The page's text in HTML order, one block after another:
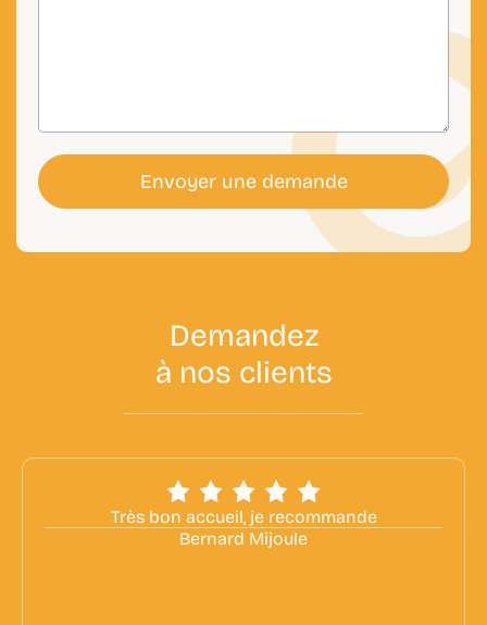
Envoyer une demande
Demandez
à nos clients
Très bon accueil, je recommande
Bernard Mijoule